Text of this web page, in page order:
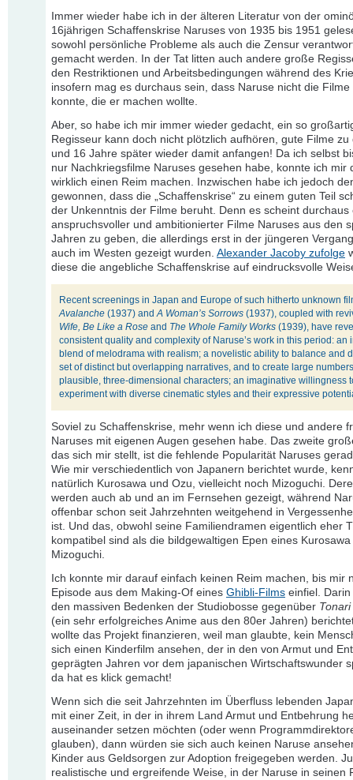
Immer wieder habe ich in der älteren Literatur von der
16jährigen Schaffenskrise Naruses von 1935 bis 1951
sowohl persönliche Probleme als auch die Zensur
gemacht werden. In der Tat litten auch andere große
den Restriktionen und Arbeitsbedingungen während des
insofern mag es durchaus sein, dass Naruse nicht die Filme
konnte, die er machen wollte.
Aber, so habe ich mir immer wieder gedacht, ein so
Regisseur kann doch nicht plötzlich aufhören, gute Filme zu
und 16 Jahre später wieder damit anfangen! Da ich selbst
nur Nachkriegsfilme Naruses gesehen habe, konnte ich mir
wirklich einen Reim machen. Inzwischen habe ich jedoch
gewonnen, dass die „Schaffenskrise“ zu einem guten Teil
der Unkenntnis der Filme beruht. Denn es scheint durchaus
anspruchsvoller und ambitionierter Filme Naruses aus den
Jahren zu geben, die allerdings erst in der jüngeren
auch im Westen gezeigt wurden. Alexander Jacoby zufolge
diese die angebliche Schaffenskrise auf eindrucksvolle
Recent screenings in Japan and Europe of such hitherto unknown
Avalanche (1937) andA Woman’s Sorrows (1937), coupled with
Wife, Be Like a Rose and The Whole Family Works (1939), have
consistent quality and complexity of Naruse’s work in this period: an
blend of melodrama with realism; a novelistic ability to balance and
set of distinct but overlapping narratives, and to create large
plausible, three-dimensional characters; an imaginative willingness
experiment with diverse cinematic styles and their expressive
Soviel zu Schaffenskrise, mehr wenn ich diese und andere
Naruses mit eigenen Augen gesehen habe. Das zweite
das sich mir stellt, ist die fehlende Popularität Naruses
Wie mir verschiedentlich von Japanern berichtet wurde,
natürlich Kurosawa und Ozu, vielleicht noch Mizoguchi.
werden auch ab und an im Fernsehen gezeigt, während
offenbar schon seit Jahrzehnten weitgehend in
ist. Und das, obwohl seine Familiendramen eigentlich eher
kompatibel sind als die bildgewaltigen Epen eines
Mizoguchi.
Ich konnte mir darauf einfach keinen Reim machen, bis mir
Episode aus dem Making-Of eines Ghibli-Films einfiel.
den massiven Bedenken der Studiobosse gegenüber
(ein sehr erfolgreiches Anime aus den 80er Jahren)
wollte das Projekt finanzieren, weil man glaubte, kein
sich einen Kinderfilm ansehen, der in den von Armut und
geprägten Jahren vor dem japanischen Wirtschaftswunder
da hat es klick gemacht!
Wenn sich die seit Jahrzehnten im Überfluss lebenden
mit einer Zeit, in der in ihrem Land Armut und Entbehrung
auseinander setzen möchten (oder wenn
glauben), dann würden sie sich auch keinen Naruse
Kinder aus Geldsorgen zur Adoption freigegeben werden.
realistische und ergreifende Weise, in der Naruse in seinen